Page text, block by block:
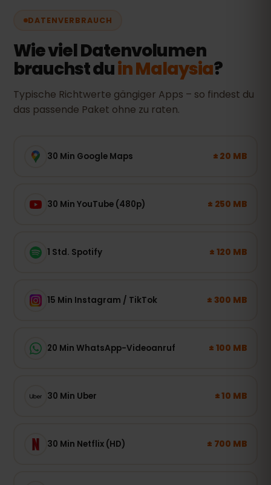
DATENVERBRAUCH
Wie viel Datenvolumen
brauchst duin Malaysia?
Typische Richtwerte gängiger Apps – so findest du
das passende Paket ohne zu raten.
30 Min Google Maps ± 20 MB
30 Min YouTube (480p) ± 250 MB
1 Std. Spotify ± 120 MB
15 Min Instagram / TikTok ± 300 MB
20 Min WhatsApp-Videoanruf ± 100 MB
30 Min Uber ± 10 MB
30 Min Netflix (HD) ± 700 MB